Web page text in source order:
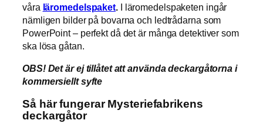
våra läromedelspaket I läromedelspaketen ingår
nämligen bilder på bovarna och ledtrådarna som
PowerPoint – perfekt då det är många detektiver som
ska lösa gåtan.
OBS! Det är ej tillåtet att använda deckargåtorna i
kommersiellt syfte
Så här fungerar Mysteriefabrikens
deckargåtor